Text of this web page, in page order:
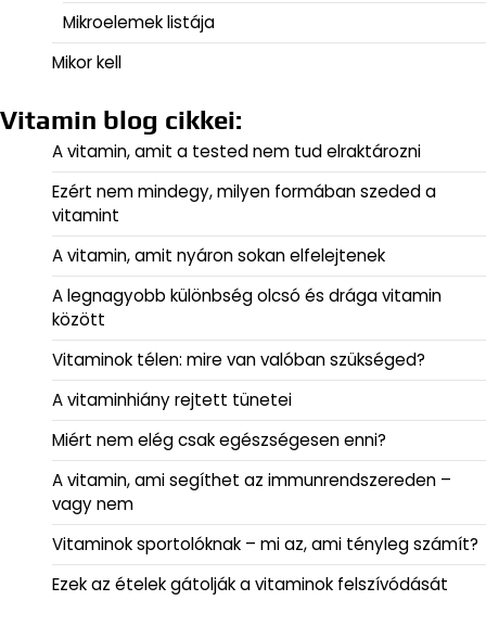
Mikroelemek listája
Mikor kell
Vitamin blog cikkei:
A vitamin, amit a tested nem tud elraktározni
Ezért nem mindegy, milyen formában szeded a
vitamint
A vitamin, amit nyáron sokan elfelejtenek
A legnagyobb különbség olcsó és drága vitamin
között
Vitaminok télen: mire van valóban szükséged?
A vitaminhiány rejtett tünetei
Miért nem elég csak egészségesen enni?
A vitamin, ami segíthet az immunrendszereden –
vagy nem
Vitaminok sportolóknak – mi az, ami tényleg számít?
Ezek az ételek gátolják a vitaminok felszívódását